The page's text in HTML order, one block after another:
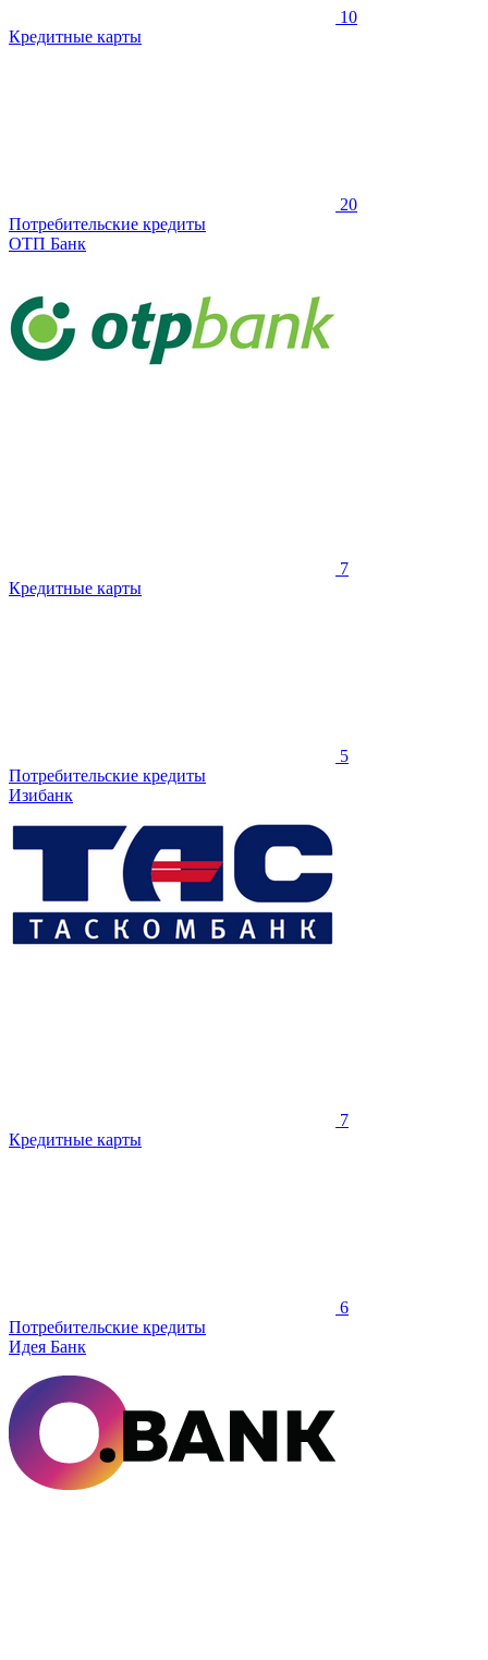
10
Кредитные карты
20
Потребительские кредиты
ОТП Банк
7
Кредитные карты
5
Потребительские кредиты
Изибанк
7
Кредитные карты
6
Потребительские кредиты
Идея Банк